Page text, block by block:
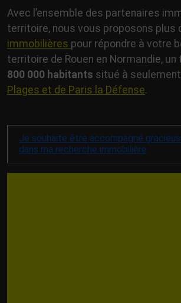
Avec l’ensemble des partenaires
territoire, nous vous proposons plus
immobilières pour répondre à votre
territoire de Rouen en Normandie,
800 000 habitants situé à seulement
Plages et de Paris la Défense.
Je souhaite être accompagné
dans ma recherche immobilière